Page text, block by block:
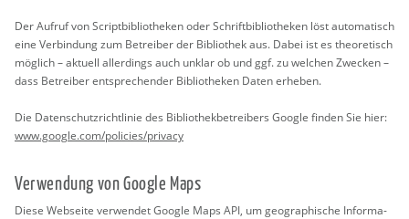
Der Auf­ruf von Script­bi­blio­the­ken oder Schrift­bi­blio­the­ken löst au­to­ma­tisch
eine Ver­bin­dung zum Be­trei­ber der Bi­blio­thek aus. Dabei ist es theo­re­tisch
mög­lich – ak­tu­ell al­ler­dings auch un­klar ob und ggf. zu wel­chen Zwe­cken –
dass Be­trei­ber ent­spre­chen­der Bi­blio­the­ken Daten er­he­ben.
Die Da­ten­schutz­richt­li­nie des Bi­blio­thek­be­trei­bers Goog­le fin­den Sie hier:
www.​google.​com/​policies/​privacy
Ver­wen­dung von Goog­le Maps
Diese Web­sei­te ver­wen­det Goog­le Maps API, um geo­gra­phi­sche In­for­ma­